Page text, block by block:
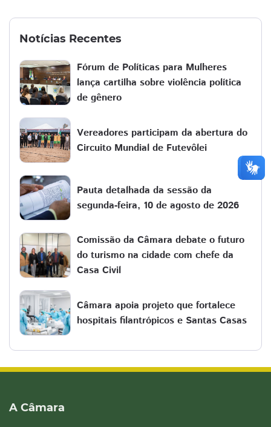
Notícias Recentes
Fórum de Políticas para Mulheres
lança cartilha sobre violência política
de gênero
Vereadores participam da abertura do
Circuito Mundial de Futevôlei
Pauta detalhada da sessão da
segunda-feira, 10 de agosto de 2026
Comissão da Câmara debate o futuro
do turismo na cidade com chefe da
Casa Civil
Câmara apoia projeto que fortalece
hospitais filantrópicos e Santas Casas
A Câmara